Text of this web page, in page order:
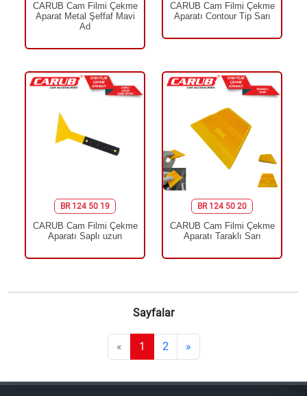
CARUB Cam Filmi Çekme
Aparat Metal Şeffaf Mavi
Ad
CARUB Cam Filmi Çekme
Aparatı Contour Tip Sarı
BR 124 50 19
CARUB Cam Filmi Çekme
Aparatı Saplı uzun
BR 124 50 20
CARUB Cam Filmi Çekme
Aparatı Taraklı Sarı
Sayfalar
« 1 2 »